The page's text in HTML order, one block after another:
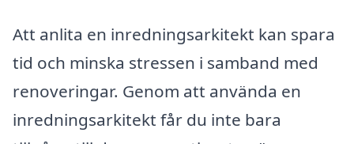
Att anlita en inredningsarkitekt kan spara
tid och minska stressen i samband med
renoveringar. Genom att använda en
inredningsarkitekt får du inte bara